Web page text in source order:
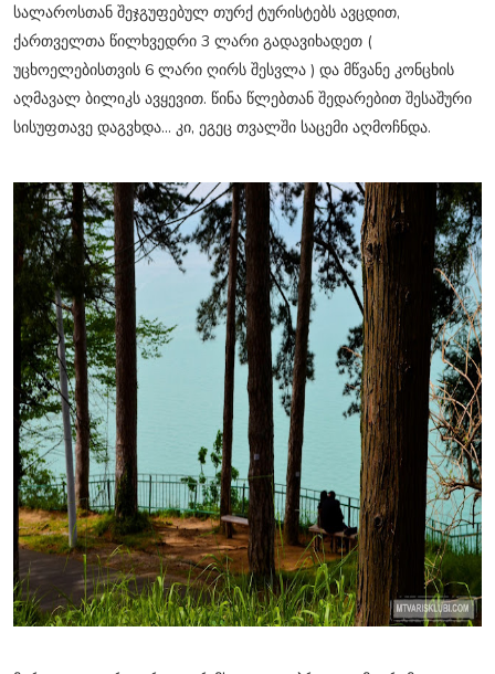
სალაროსთან შეჯგუფებულ თურქ ტურისტებს ავცდით,
ქართველთა წილხვედრი 3 ლარი გადავიხადეთ (
უცხოელებისთვის 6 ლარი ღირს შესვლა ) და მწვანე კონცხის
აღმავალ ბილიკს ავყევით. წინა წლებთან შედარებით შესაშური
სისუფთავე დაგვხდა... კი, ეგეც თვალში საცემი აღმოჩნდა.